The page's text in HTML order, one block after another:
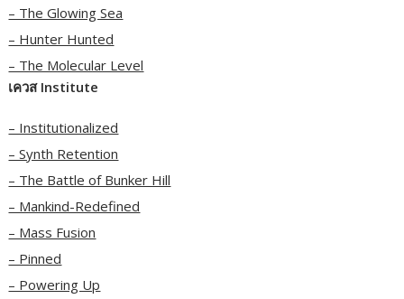
– The Glowing Sea
– Hunter Hunted
– The Molecular Level
เควส Institute
– Institutionalized
– Synth Retention
– The Battle of Bunker Hill
– Mankind-Redefined
– Mass Fusion
– Pinned
– Powering Up